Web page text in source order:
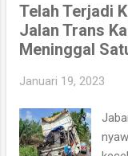
Telah Terjadi
Jalan Trans
Meninggal
Januari 19, 2023